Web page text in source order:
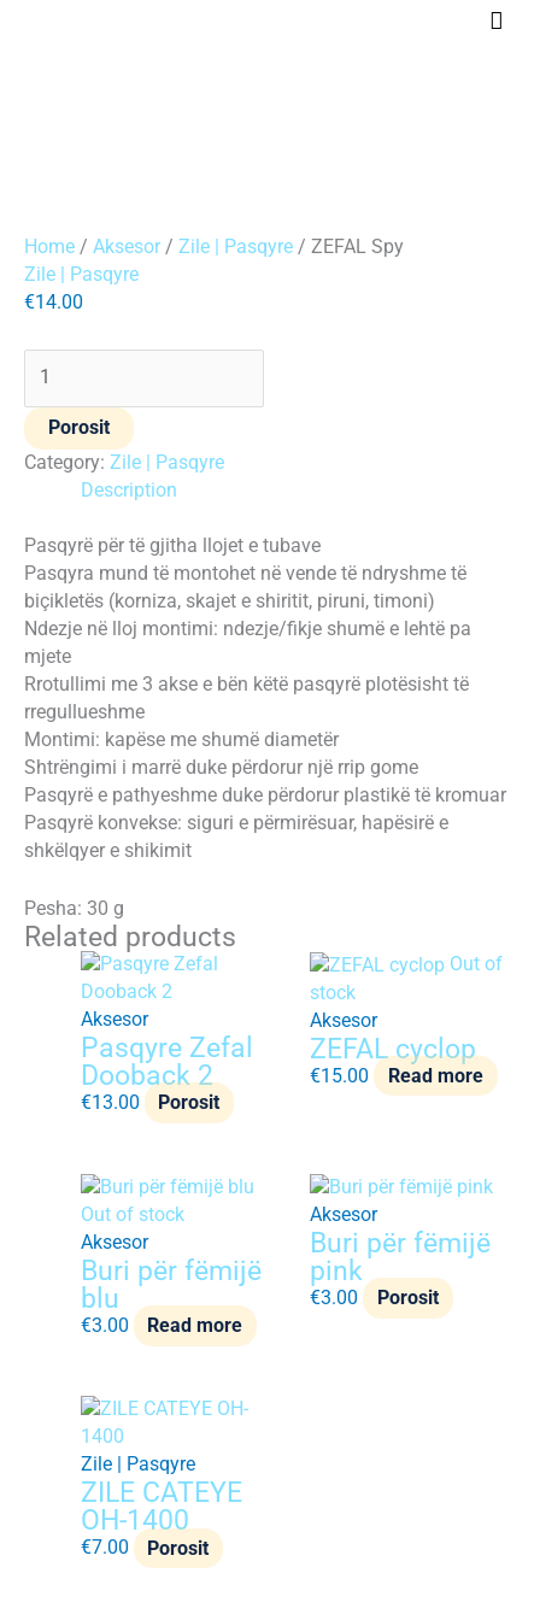
Home / Aksesor / Zile | Pasqyre / ZEFAL Spy
Zile | Pasqyre
€14.00
Porosit
Category: Zile | Pasqyre
Description
Pasqyrë për të gjitha llojet e tubave
Pasqyra mund të montohet në vende të ndryshme të
biçikletës (korniza, skajet e shiritit, piruni, timoni)
Ndezje në lloj montimi: ndezje/fikje shumë e lehtë pa
mjete
Rrotullimi me 3 akse e bën këtë pasqyrë plotësisht të
rregullueshme
Montimi: kapëse me shumë diametër
Shtrëngimi i marrë duke përdorur një rrip gome
Pasqyrë e pathyeshme duke përdorur plastikë të kromuar
Pasqyrë konvekse: siguri e përmirësuar, hapësirë ​​e
shkëlqyer e shikimit
Pesha: 30 g
Related products
Aksesor
Pasqyre Zefal
Dooback 2
€13.00 Porosit
Out of
stock
Aksesor
ZEFAL cyclop
€15.00 Read more
Out of stock
Aksesor
Buri për fëmijë
blu
€3.00 Read more
Aksesor
Buri për fëmijë
pink
€3.00 Porosit
Zile | Pasqyre
ZILE CATEYE
OH-1400
€7.00 Porosit